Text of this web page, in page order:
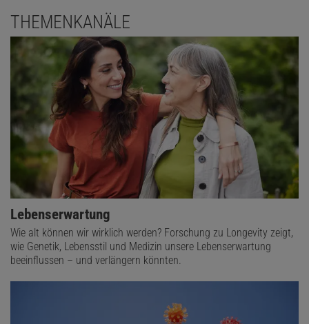
THEMENKANÄLE
Lebenserwartung
Wie alt können wir wirklich werden? Forschung zu Longevity zeigt,
wie Genetik, Lebensstil und Medizin unsere Lebenserwartung
beeinflussen – und verlängern könnten.